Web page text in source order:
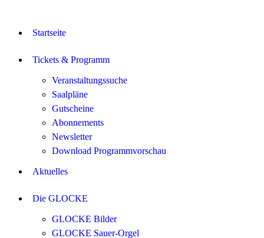
Startseite
Tickets & Programm
Veranstaltungssuche
Saalpläne
Gutscheine
Abonnements
Newsletter
Download Programmvorschau
Aktuelles
Die GLOCKE
GLOCKE Bilder
GLOCKE Sauer-Orgel